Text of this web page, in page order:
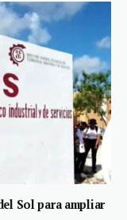
Sol para ampliar